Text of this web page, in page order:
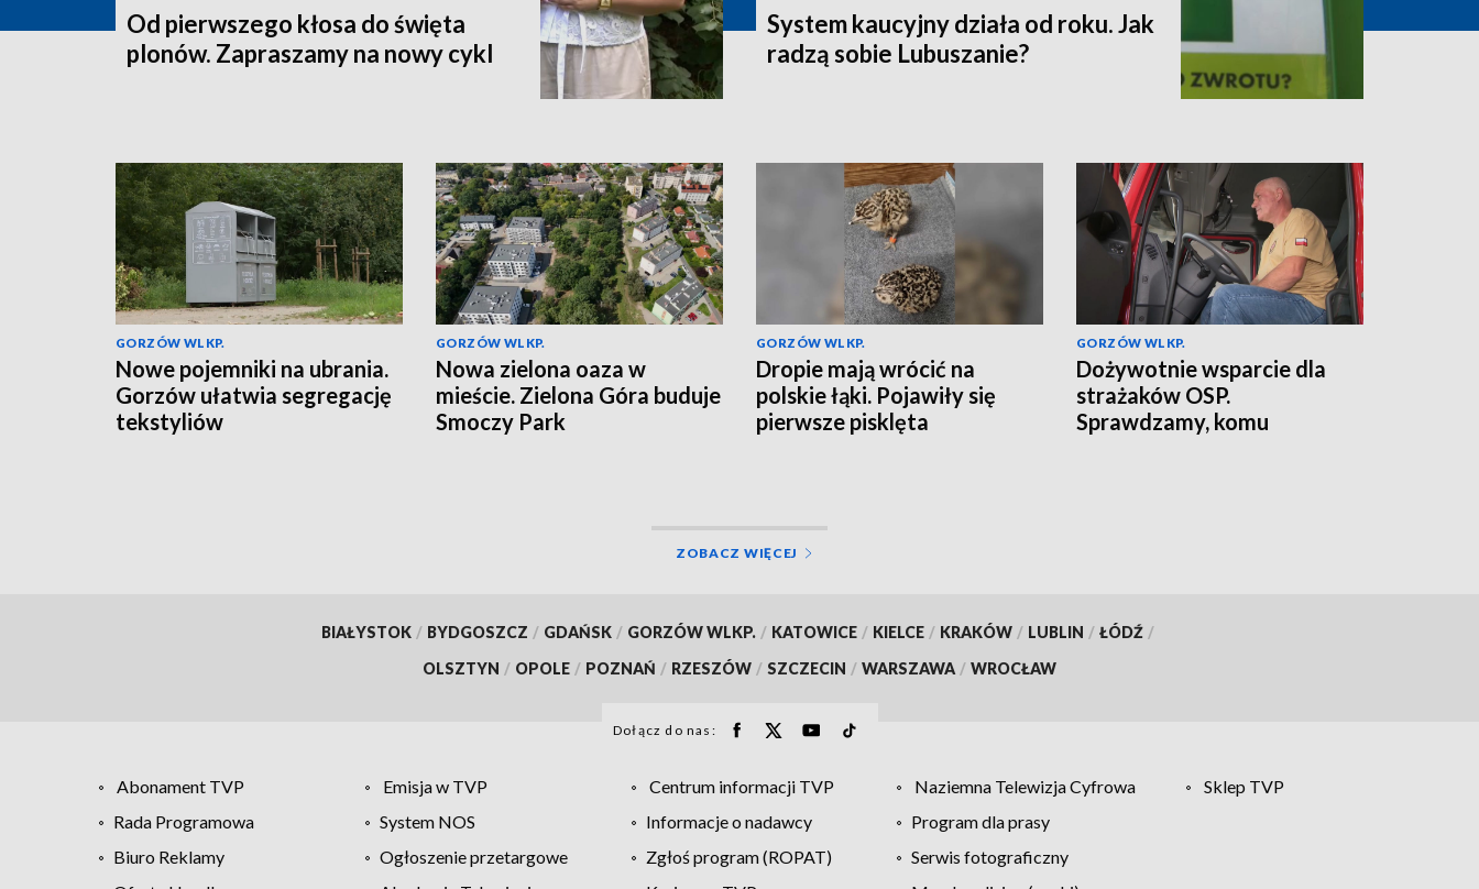
Od pierwszego kłosa do święta
plonów. Zapraszamy na nowy cykl
System kaucyjny działa od roku. Jak
radzą sobie Lubuszanie?
GORZÓW WLKP.
Nowe pojemniki na ubrania.
Gorzów ułatwia segregację
tekstyliów
GORZÓW WLKP.
Nowa zielona oaza w
mieście. Zielona Góra buduje
Smoczy Park
GORZÓW WLKP.
Dropie mają wrócić na
polskie łąki. Pojawiły się
pierwsze pisklęta
GORZÓW WLKP.
Dożywotnie wsparcie dla
strażaków OSP.
Sprawdzamy, komu
ZOBACZ WIĘCEJ
BIAŁYSTOK / BYDGOSZCZ / GDAŃSK / GORZÓW WLKP. / KATOWICE / KIELCE / KRAKÓW / LUBLIN / ŁÓDŹ /
OLSZTYN / OPOLE / POZNAŃ / RZESZÓW / SZCZECIN / WARSZAWA / WROCŁAW
Dołącz do nas:
Abonament TVP Emisja w TVP Centrum informacji TVP Naziemna Telewizja Cyfrowa
Sklep TVP
Rada Programowa
System NOS Informacje o nadawcy
Program dla prasy
Biuro Reklamy
Ogłoszenie przetargowe Zgłoś program (ROPAT)
Serwis fotograficzny